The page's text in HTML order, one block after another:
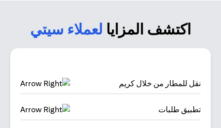
اكتشف المزايا لعملاء سيتي
نقل للمطار من خلال كريم
تطبيق طلبات